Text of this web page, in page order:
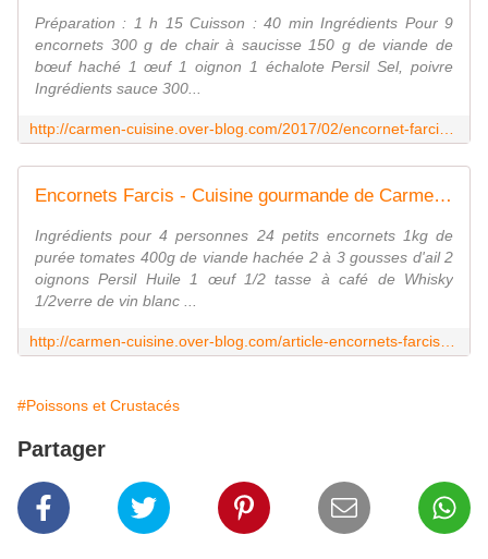
Préparation : 1 h 15 Cuisson : 40 min Ingrédients Pour 9
encornets 300 g de chair à saucisse 150 g de viande de
bœuf haché 1 œuf 1 oignon 1 échalote Persil Sel, poivre
Ingrédients sauce 300...
Encornets Farcis - Cuisine gourmande de Carmencita
Ingrédients pour 4 personnes 24 petits encornets 1kg de
purée tomates 400g de viande hachée 2 à 3 gousses d'ail 2
oignons Persil Huile 1 œuf 1/2 tasse à café de Whisky
1/2verre de vin blanc ...
#Poissons et Crustacés
Partager